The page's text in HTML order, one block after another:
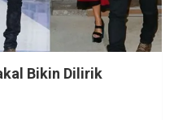
Bikin Dilirik